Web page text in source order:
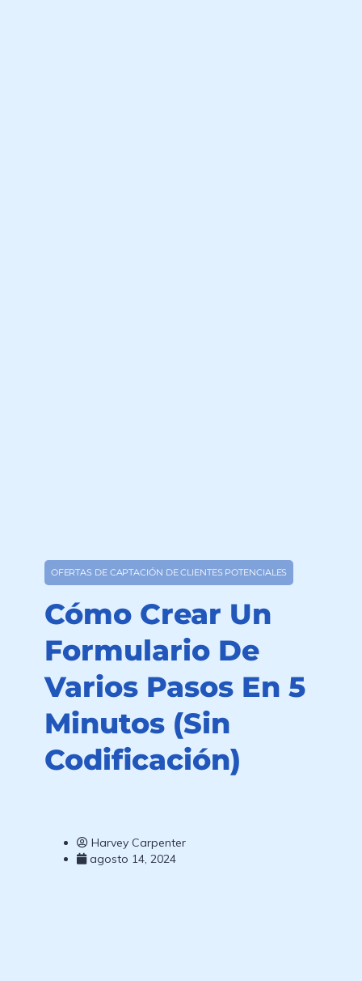
OFERTAS DE CAPTACIÓN DE CLIENTES POTENCIALES
Cómo Crear Un
Formulario De
Varios Pasos En 5
Minutos (sin
Codificación)
Harvey Carpenter
agosto 14, 2024